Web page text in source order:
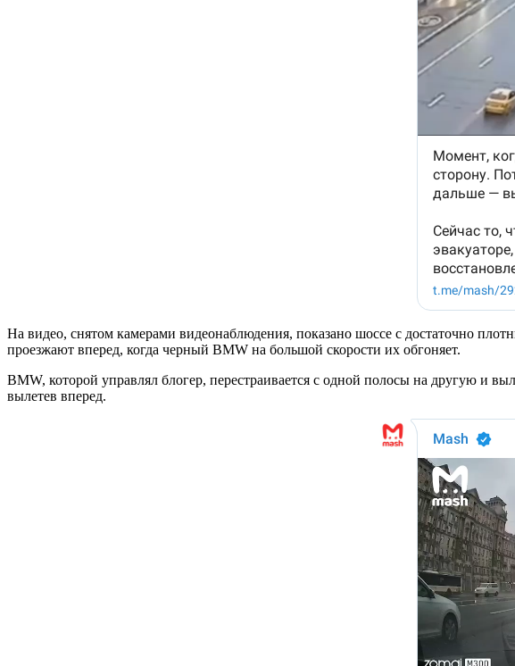
На видео, снятом камерами видеонаблюдения, показано шоссе с достаточно
проезжают вперед, когда черный BMW на большой скорости их обгоняет.
BMW, которой управлял блогер, перестраивается с одной полосы на другую и
вылетев вперед.